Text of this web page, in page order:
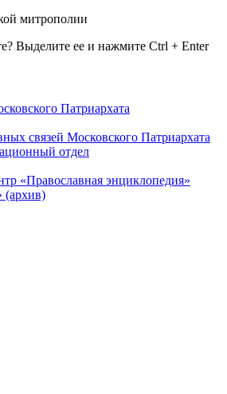
митрополии
Выделите ее и нажмите Ctrl + Enter
Патриархата
связей Московского Патриархата
отдел
«Православная энциклопедия»
(архив)